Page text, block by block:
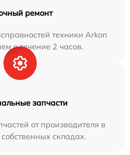
ремонт
техники Arkon
в течение 2 часов.
запчасти
от производителя в
складах.